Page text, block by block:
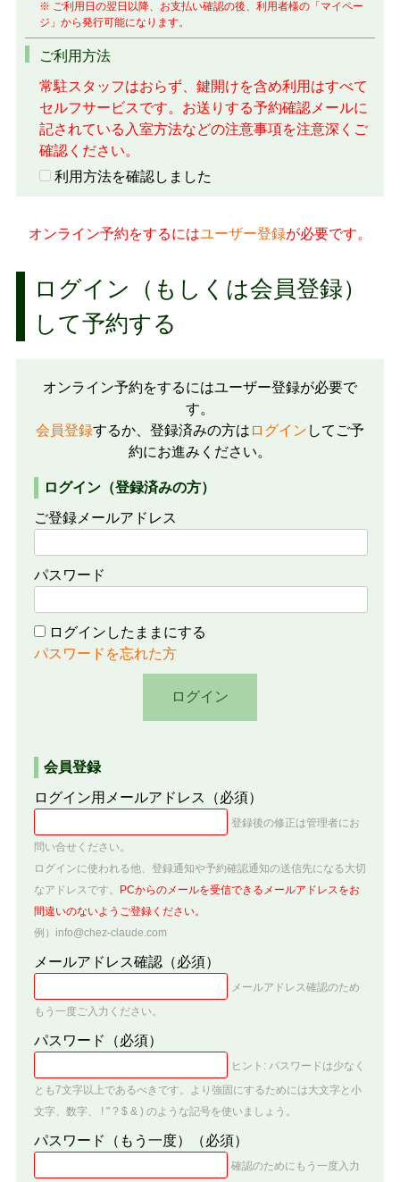
※ ご利用日の翌日以降、お支払い確認の後、利用者様の「マイペー
ジ」から発行可能になります。
ご利用方法
常駐スタッフはおらず、鍵開けを含め利用はすべて
セルフサービスです。お送りする予約確認メールに
記されている入室方法などの注意事項を注意深くご
確認ください。
利用方法を確認しました
オンライン予約をするにはユーザー登録が必要です。
ログイン（もしくは会員登録）
して予約する
オンライン予約をするにはユーザー登録が必要で
す。
会員登録するか、登録済みの方は ログイン してご予
約にお進みください。
ログイン（登録済みの方）
ご登録メールアドレス
パスワード
ログインしたままにする
パスワードを忘れた方
会員登録
ログイン用メールアドレス （必須）
登録後の修正は管理者にお
問い合せください。
ログインに使われる他、登録通知や予約確認通知の送信先になる大切
なアドレスです。
PCからのメールを受信できるメールアドレスをお
間違いのないようご登録ください。
例）info@chez-claude.com
メールアドレス確認（必須）
メールアドレス確認のため
もう一度ご入力ください。
パスワード （必須）
ヒント: パスワードは少なく
とも7文字以上であるべきです。より強固にするためには大文字と小
文字、数字、 ! " ? $ & ) のような記号を使いましょう。
パスワード（もう一度） （必須）
確認のためにもう一度入力